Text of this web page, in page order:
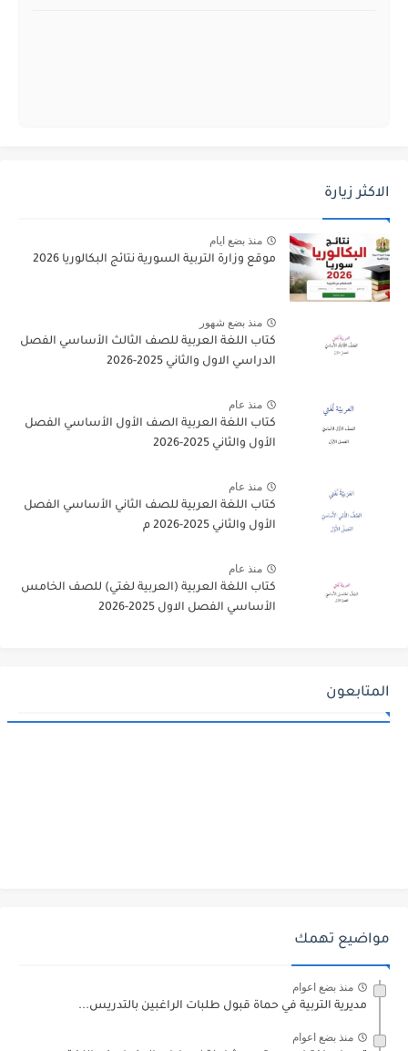
الاكثر زيارة
منذ بضع ايام
موقع وزارة التربية السورية نتائج البكالوريا 2026
منذ بضع شهور
كتاب اللغة العربية للصف الثالث الأساسي الفصل
الدراسي الاول والثاني 2025-2026
منذ عام
كتاب اللغة العربية الصف الأول الأساسي الفصل
الأول والثاني 2025-2026
منذ عام
كتاب اللغة العربية للصف الثاني الأساسي الفصل
الأول والثاني 2025-2026 م
منذ عام
كتاب اللغة العربية (العربية لغتي) للصف الخامس
الأساسي الفصل الاول 2025-2026
المتابعون
مواضيع تهمك
منذ بضع اعوام
مديرية التربية في حماة قبول طلبات الراغبين بالتدريس...
منذ بضع اعوام